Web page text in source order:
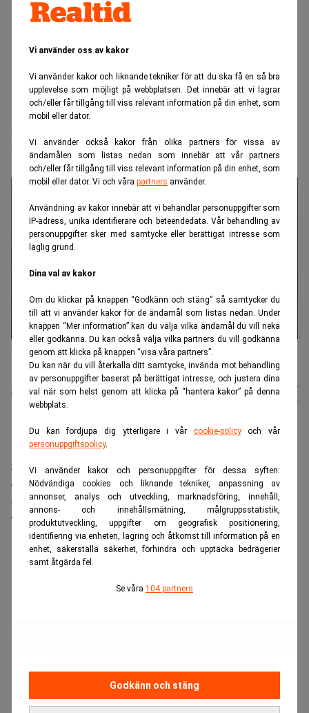
Vi använder oss av kakor
Vi använder kakor och liknande tekniker för att du ska få en så bra
upplevelse som möjligt på webbplatsen. Det innebär att vi lagrar
och/eller får tillgång till viss relevant information på din enhet, som
mobil eller dator.
Vi använder också kakor från olika partners för vissa av
ändamålen som listas nedan som innebär att vår partners
och/eller får tillgång till viss relevant information på din enhet, som
mobil eller dator. Vi och våra partners använder.
Användning av kakor innebär att vi behandlar personuppgifter som
IP-adress, unika identifierare och beteendedata. Vår behandling av
personuppgifter sker med samtycke eller berättigat intresse som
laglig grund.
Dina val av kakor
Om du klickar på knappen “Godkänn och stäng” så samtycker du
till att vi använder kakor för de ändamål som listas nedan. Under
knappen “Mer information” kan du välja vilka ändamål du vill neka
eller godkänna. Du kan också välja vilka partners du vill godkänna
genom att klicka på knappen “visa våra partners”.
Du kan när du vill återkalla ditt samtycke, invända mot behandling
av personuppgifter baserat på berättigat intresse, och justera dina
val när som helst genom att klicka på “hantera kakor” på denna
webbplats.
Du kan fördjupa dig ytterligare i vår cookie-policyoch vår
personuppgiftspolicy.
Vi använder kakor och personuppgifter för dessa syften:
Nödvändiga cookies och liknande tekniker, anpassning av
annonser, analys och utveckling, marknadsföring, innehåll,
annons- och innehållsmätning, målgruppsstatistik,
produktutveckling, uppgifter om geografisk positionering,
identifiering via enheten, lagring och åtkomst till information på en
enhet, säkerställa säkerhet, förhindra och upptäcka bedrägerier
samt åtgärda fel.
Se våra 104 partners
Godkänn och stäng
Realtid.se Makro
Ett enda ord kostar Nord Stream AG
580 miljoner euro
Gasläckan vid Nordstream 2 sett från det danska försvaret på
Bornholm. (Foto: Forsvaret Danmark /Handout/ TT)
Karin
Andersen
Publicerad:19 juli 2026
Uppdaterad: 20 juli 2026
Fyra år efter sprängningen av Nord
Stream‑ledningarna har High Court i London avgjort
den långdragna tvisten om ersättning. Domen får
stora konsekvenser för både bolaget och
försäkringsbranschen.
ANNONS